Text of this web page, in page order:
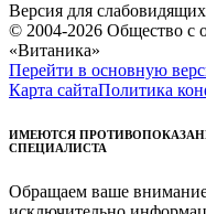
Версия для слабовидящих
© 2004-2026 Общество с
«Витаника»
Перейти в основную
Карта сайтаПолитика
ИМЕЮТСЯ
СПЕЦИАЛИСТА
Обращаем ваше